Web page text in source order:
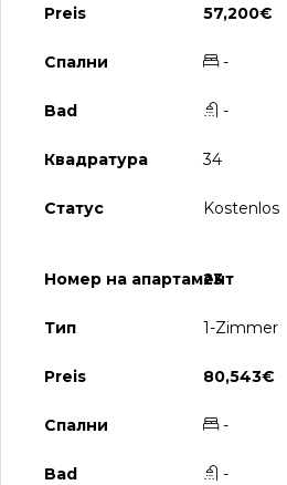
57,200€
-
-
34
Kostenlos
23
1-Zimmer
80,543€
-
-